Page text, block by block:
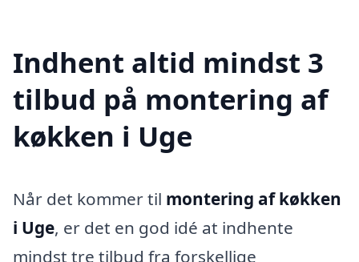
Indhent altid mindst 3
tilbud på montering af
køkken i Uge
Når det kommer til montering af køkken
i Uge, er det en god idé at indhente
mindst tre tilbud fra forskellige